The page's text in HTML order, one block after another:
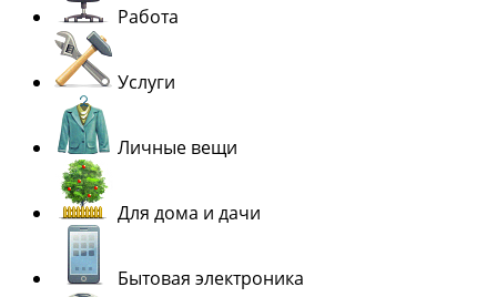
Работа
Услуги
Личные вещи
Для дома и дачи
Бытовая электроника